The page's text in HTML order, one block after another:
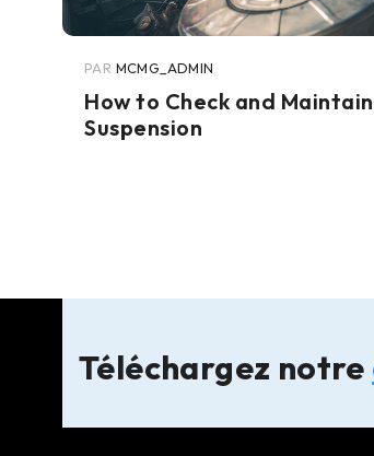
PAR MCMG_ADMIN
How to Check and
Suspension
Téléchargez notre